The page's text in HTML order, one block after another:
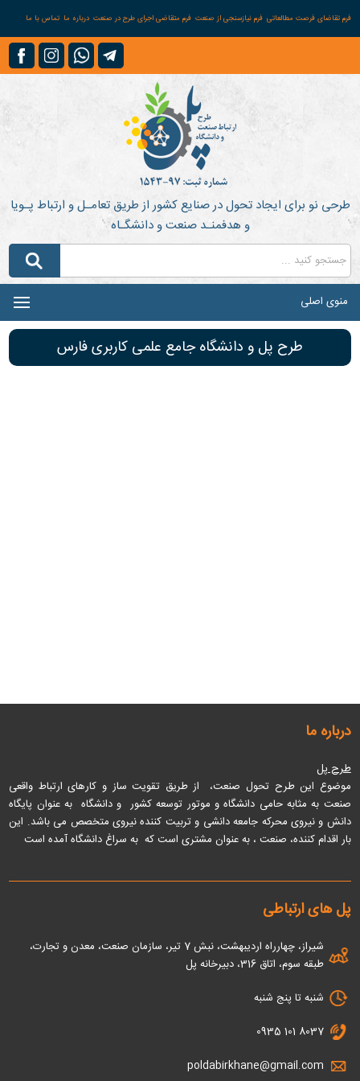
فرم تقاضای فرصت مطالعاتی فرم نیازسنجی از صنعت فرم متقاضی اجرای طرح در صنعت درباره ما تماس با ما
طرحی نو برای ایجاد تحول در صنایع کشور از طریق تعامـل و ارتباط پـویا
و هدفمنـد صنعت و دانشگـاه
منوی اصلی
طرح پل و دانشگاه جامع علمی کاربری فارس
درباره ما
طرح پل
موضوع این طرح تحول صنعت، از طریق تقویت ساز و کارهای ارتباط واقعی
صنعت به مثابه حامی دانشگاه و موتور توسعه کشور و دانشگاه به عنوان پایگاه
دانش و نیروی محرکه جامعه دانشی و تربیت کننده نیروی متخصص می باشد. این
بار اقدام کننده، صنعت ، به عنوان مشتری است که به سراغ دانشگاه آمده است
پل های ارتباطی
شیراز، چهارراه اردیبهشت، نبش 7 تیر، سازمان صنعت، معدن و تجارت،
طبقه سوم، اتاق 316، دبیرخانه پل
شنبه تا پنج شنبه
0935 101 8037
poldabirkhane@gmail.com